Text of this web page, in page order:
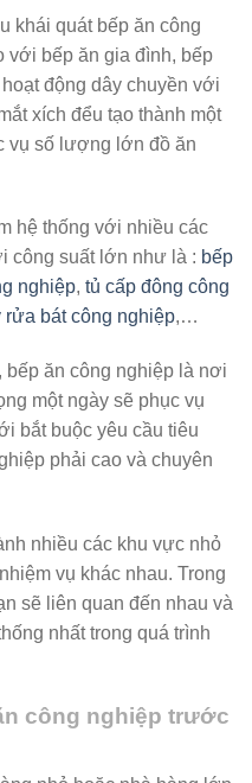
khái quát bếp ăn công
với bếp ăn gia đình, bếp
động dây chuyền với
xích đểu tạo thành một
vụ số lượng lớn đồ ăn
hệ thống với nhiều các
công suất lớn như là : bếp
nghiệp, tủ cấp đông công
rửa bát công nghiệp,…
ăn công nghiệp là nơi
một ngày sẽ phục vụ
bắt buộc yêu cầu tiêu
phải cao và chuyên
nhiều các khu vực nhỏ
vụ khác nhau. Trong
sẽ liên quan đến nhau và
nhất trong quá trình
công nghiệp trước